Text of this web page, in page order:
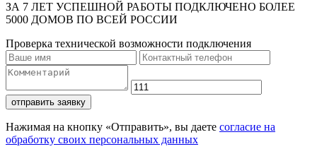
ЗА 7 ЛЕТ УСПЕШНОЙ РАБОТЫ ПОДКЛЮЧЕНО БОЛЕЕ
5000 ДОМОВ ПО ВСЕЙ РОССИИ
Проверка технической возможности подключения
отправить заявку
Нажимая на кнопку «Отправить», вы даете согласие на
обработку своих персональных данных